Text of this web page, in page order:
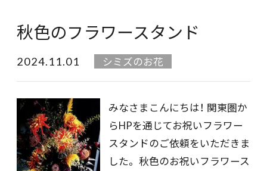
秋色のフラワースタンド
2024.11.01 シミズのお花
みなさまこんにちは！ 関東圏か
らHPを通じてお祝いフラワー
スタンドのご依頼をいただきま
した。 秋色のお祝いフラワース